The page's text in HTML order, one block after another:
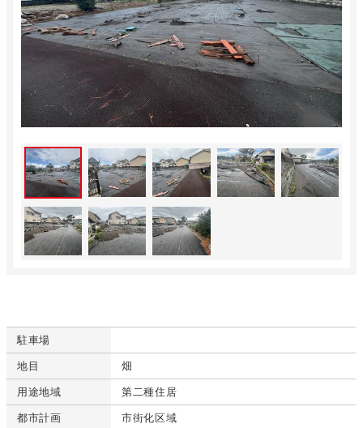
駐車場
地目 畑
用途地域 第二種住居
都市計画 市街化区域